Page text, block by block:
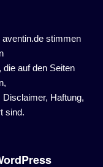
stimmen
auf den Seiten
Haftung,
sind.